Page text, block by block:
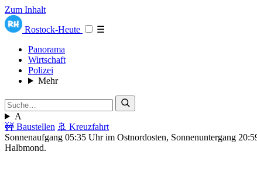
Zum Inhalt
Rostock-Heute
☰
Panorama
Wirtschaft
Polizei
Mehr
A
🚧 Baustellen 🚢 Kreuzfahrt
Sonnenaufgang 05:35 Uhr im Ostnordosten, Sonnenuntergang
Halbmond.